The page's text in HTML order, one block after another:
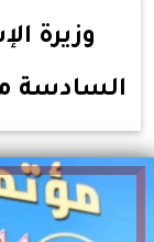
وزيرة
السادسة